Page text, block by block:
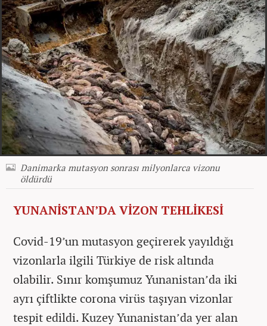
Danimarka mutasyon sonrası milyonlarca vizonu
öldürdü
YUNANİSTAN’DA VİZON TEHLİKESİ
Covid-19’un mutasyon geçirerek yayıldığı
vizonlarla ilgili Türkiye de risk altında
olabilir. Sınır komşumuz Yunanistan’da iki
ayrı çiftlikte corona virüs taşıyan vizonlar
tespit edildi. Kuzey Yunanistan’da yer alan